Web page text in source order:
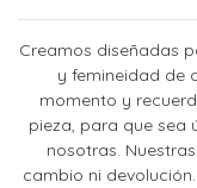
Creamos diseñadas
y femineidad de
momento y
pieza, para que sea
nosotras.
cambio ni